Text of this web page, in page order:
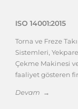
ISO 14001:2015
Torna ve Freze
Sistemleri,
Çekme Makinesi
faaliyet gösteren
Devam →